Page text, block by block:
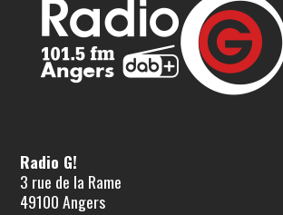
Radio G!
3 rue de la Rame
49100 Angers